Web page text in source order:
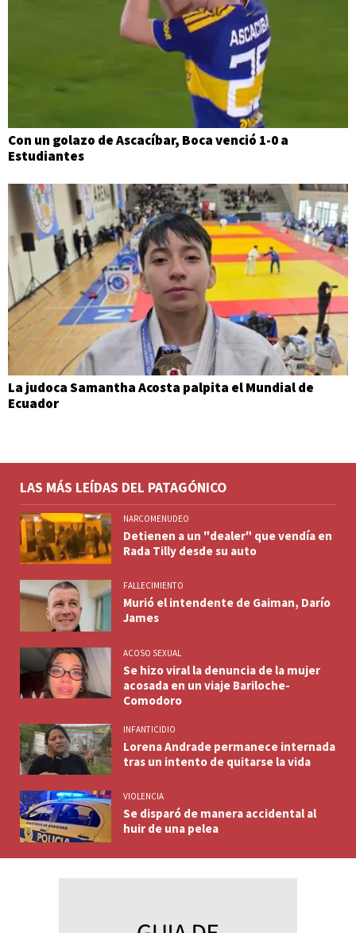
Con un golazo de Ascacíbar, Boca venció 1-0 a
Estudiantes
La judoca Samantha Acosta palpita el Mundial de
Ecuador
LAS MÁS LEÍDAS DEL PATAGÓNICO
NARCOMENUDEO
Detienen a un "dealer" que vendía en
Rada Tilly desde su auto
FALLECIMIENTO
Murió el intendente de Gaiman, Darío
James
ACOSO SEXUAL
Se hizo viral la denuncia de la mujer
acosada en un viaje Bariloche-
Comodoro
INFANTICIDIO
Lorena Andrade permanece internada
tras un intento de quitarse la vida
VIOLENCIA
Se disparó de manera accidental al
huir de una pelea